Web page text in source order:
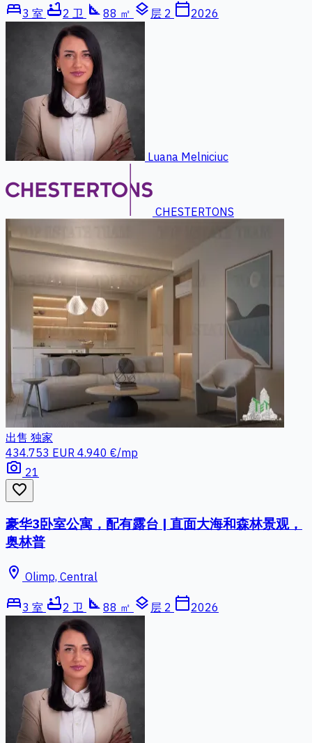
bed3 室 bathtub2 卫 square_foot 88 ㎡ layers 层 2 calendar_today2026
Luana Melniciuc
CHESTERTONS
出售 独家
434.753 EUR 4.940 €/mp
photo_camera 21
favorite_border
豪华3卧室公寓，配有露台 | 直面大海和森林景观，
奥林普
location_on Olimp, Central
bed3 室 bathtub2 卫 square_foot 88 ㎡ layers 层 2 calendar_today2026